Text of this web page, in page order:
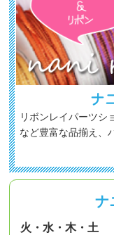
リボンレイパーツシ
など豊富な品揃え、
ナ
火・水・木・土